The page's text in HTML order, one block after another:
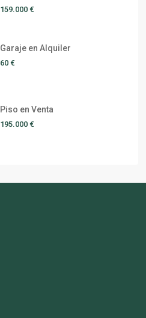
159.000 €
Garaje en Alquiler
60 €
Piso en Venta
195.000 €